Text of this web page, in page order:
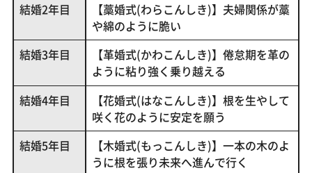
結婚2年目
【藁婚式(わらこんしき)】夫婦関係が藁
や綿のように脆い
結婚3年目
【革婚式(かわこんしき)】倦怠期を革の
ように粘り強く乗り越える
結婚4年目
【花婚式(はなこんしき)】根を生やして
咲く花のように安定を願う
結婚5年目
【木婚式(もっこんしき)】一本の木のよ
うに根を張り未来へ進んで行く